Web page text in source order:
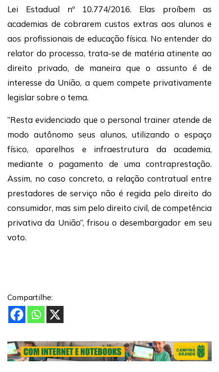
Lei Estadual nº 10.774/2016. Elas proíbem as
academias de cobrarem custos extras aos alunos e
aos profissionais de educação física. No entender do
relator do processo, trata-se de matéria atinente ao
direito privado, de maneira que o assunto é de
interesse da União, a quem compete privativamente
legislar sobre o tema.
“Resta evidenciado que o personal trainer atende de
modo autônomo seus alunos, utilizando o espaço
físico, aparelhos e infraestrutura da academia,
mediante o pagamento de uma contraprestação.
Assim, no caso concreto, a relação contratual entre
prestadores de serviço não é regida pelo direito do
consumidor, mas sim pelo direito civil, de competência
privativa da União”, frisou o desembargador em seu
voto.
Compartilhe: